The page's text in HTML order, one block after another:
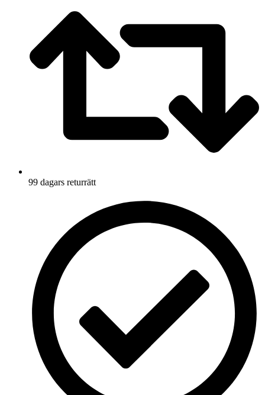
99 dagars returrätt